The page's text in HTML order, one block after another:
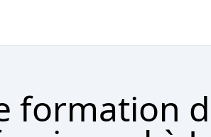
formation